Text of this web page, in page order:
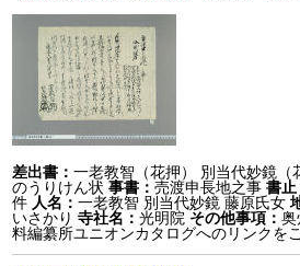
差出書：一老教智（花押） 別当代妙鏡（
のうりけん状 事書：売渡申長地之事 書止
件 人名：一老教智 別当代妙鏡 藤原氏女
いさかり 寺社名：光明院 その他事項：奥
料編纂所ユニオンカタログへのリンクをご